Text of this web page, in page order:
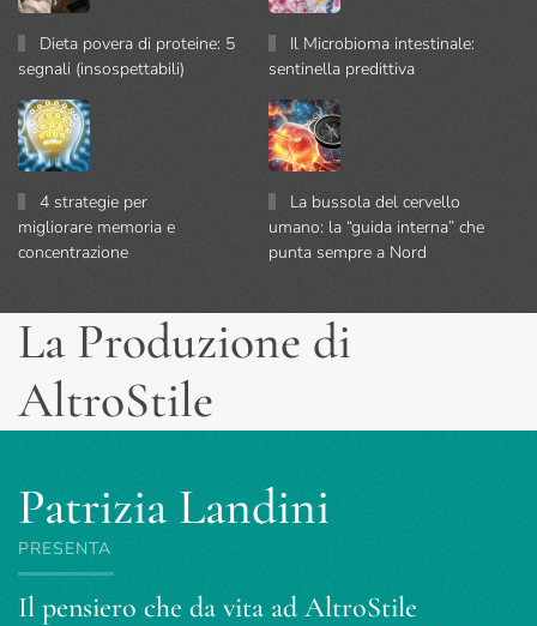
Dieta povera di proteine: 5
segnali (insospettabili)
Il Microbioma intestinale:
sentinella predittiva
4 strategie per
migliorare memoria e
concentrazione
La bussola del cervello
umano: la “guida interna” che
punta sempre a Nord
La Produzione di
AltroStile
Patrizia Landini
PRESENTA
Il pensiero che da vita ad AltroStile